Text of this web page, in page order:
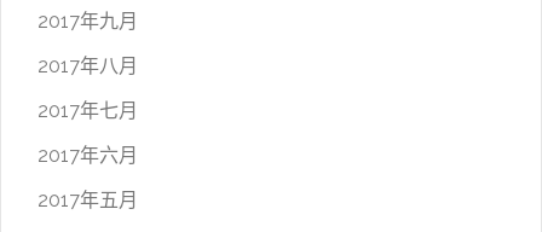
2017年九月
2017年八月
2017年七月
2017年六月
2017年五月